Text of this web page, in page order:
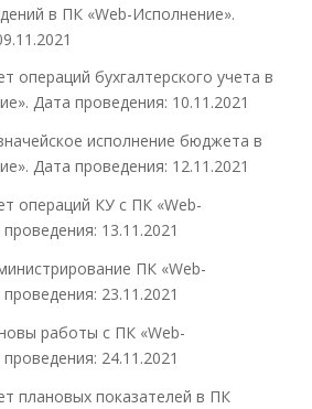
в ПК «Web-Исполнение».
операций бухгалтерского учета в
Дата проведения: 10.11.2021
исполнение бюджета в
Дата проведения: 12.11.2021
операций КУ с ПК «Web-
13.11.2021
ПК «Web-
23.11.2021
работы с ПК «Web-
24.11.2021
плановых показателей в ПК